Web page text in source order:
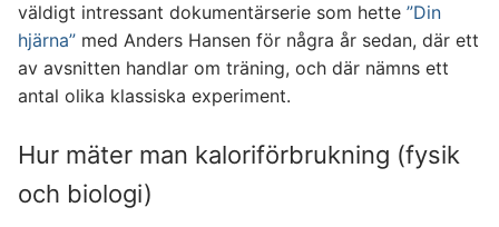
väldigt intressant dokumentärserie som hette ”Din
hjärna” med Anders Hansen för några år sedan, där ett
av avsnitten handlar om träning, och där nämns ett
antal olika klassiska experiment.
Hur mäter man kaloriförbrukning (fysik
och biologi)